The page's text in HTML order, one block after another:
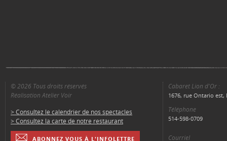
© 2026 Tous droits réservés
Réalisation Atelier Voir
> Consultez le calendrier de nos spectacles
> Consultez la carte de notre restaurant
ABONNEZ VOUS À L'INFOLETTRE
Cabaret Lion d'Or :
1676, rue Ontario est,
Téléphone
514-598-0709
Courriel